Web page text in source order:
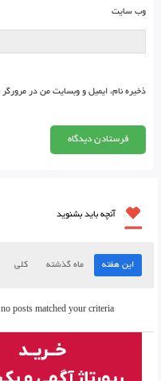
وب‌ سایت
ذخیره نام، ایمیل و وبسایت من در
آنچه باید بشنوید
این هفته ماه گذشته کلی
posts matched your criteria.